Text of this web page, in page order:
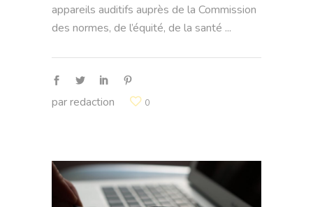
appareils auditifs auprès de la Commission
des normes, de l’équité, de la santé
parredaction 0